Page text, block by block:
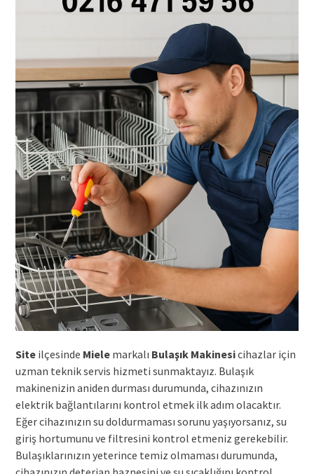
Siteilçesinde Mielemarkalı Bulaşık Makinesicihazlar için
uzman teknik servis hizmeti sunmaktayız. Bulaşık
makinenizin aniden durması durumunda, cihazınızın
elektrik bağlantılarını kontrol etmek ilk adım olacaktır.
Eğer cihazınızın su doldurmaması sorunu yaşıyorsanız, su
giriş hortumunu ve filtresini kontrol etmeniz gerekebilir.
Bulaşıklarınızın yeterince temiz olmaması durumunda,